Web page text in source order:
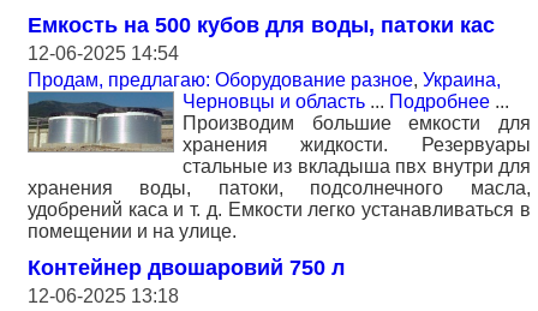
Емкость на 500 кубов для воды, патоки кас
12-06-2025 14:54
Продам, предлагаю: Оборудование разное, Украина,
Черновцы и область ... Подробнее ...
Производим большие емкости для
хранения жидкости. Резервуары
стальные из вкладыша пвх внутри для
хранения воды, патоки, подсолнечного масла,
удобрений каса и т. д. Емкости легко устанавливаться в
помещении и на улице.
Контейнер двошаровий 750 л
12-06-2025 13:18